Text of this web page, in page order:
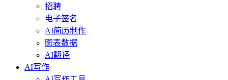
招聘
电子签名
AI简历制作
图表数据
AI翻译
AI写作